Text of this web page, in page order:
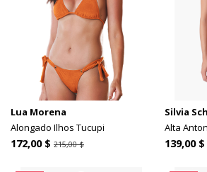
Lua Morena
Alongado Ilhos Tucupi
172,00 $ 215,00 $
Silvia
Alta
139,00